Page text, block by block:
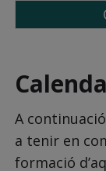
A
a tenir en
formació